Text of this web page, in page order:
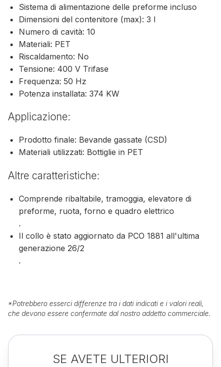
Sistema di alimentazione delle preforme incluso
Dimensioni del contenitore (max): 3 l
Numero di cavità: 10
Materiali: PET
Riscaldamento: No
Tensione: 400 V Trifase
Frequenza: 50 Hz
Potenza installata: 374 KW
Applicazione:
Prodotto finale: Bevande gassate (CSD)
Materiali utilizzati: Bottiglie in PET
Altre caratteristiche:
Comprende ribaltabile, tramoggia, elevatore di
preforme, ruota, forno e quadro elettrico
.
Il collo è stato aggiornato da PCO 1881 all'ultima
generazione 26/2
.
*Potrebbero esserci differenze tra i dati indicati e i valori reali,
che devono essere confermate dal nostro addetto commerciale.
SE AVETE ULTERIORI